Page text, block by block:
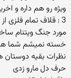
ویژه رو هم داره و
3 : قلاف تمام فلزی
مورد جنگ ویتنام
خسته نمیشم شما
نظرات بقیه دوستان
حرف دل مارو زدی